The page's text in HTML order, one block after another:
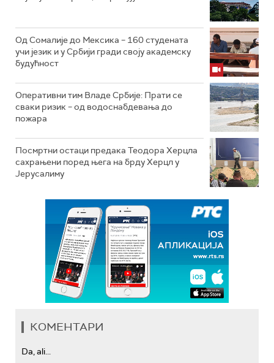
Од Сомалије до Мексика – 160 студената
учи језик и у Србији гради своју академску
будућност
Оперативни тим Владе Србије: Прати се
сваки ризик – од водоснабдевања до
пожара
Посмртни остаци предака Теодора Херцла
сахрањени поред њега на брду Херцл у
Јерусалиму
КОМЕНТАРИ
Da, ali...